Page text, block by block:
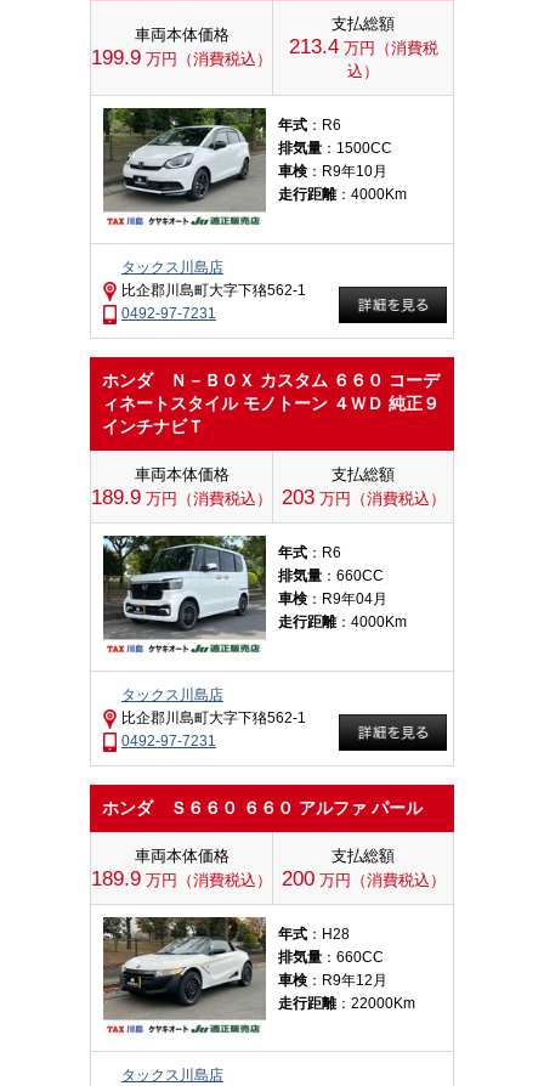
車両本体価格
199.9 万円（消費税込）
支払総額
213.4万円（消費税
込）
年式 ：R6
排気量 ：1500CC
車検 ：R9年10月
走行距離：4000Km
タックス川島店
比企郡川島町大字下狢562-1
0492-97-7231
ホンダ Ｎ－ＢＯＸ カスタム ６６０ コーデ
ィネートスタイル モノトーン ４ＷＤ 純正９
インチナビＴ
車両本体価格
189.9 万円（消費税込）
支払総額
203万円（消費税込）
年式 ：R6
排気量 ：660CC
車検 ：R9年04月
走行距離：4000Km
タックス川島店
比企郡川島町大字下狢562-1
0492-97-7231
ホンダ Ｓ６６０ ６６０ アルファ パール
車両本体価格
189.9 万円（消費税込）
支払総額
200万円（消費税込）
年式 ：H28
排気量 ：660CC
車検 ：R9年12月
走行距離：22000Km
タックス川島店